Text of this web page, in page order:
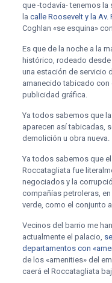
que -todavía- tenemos la
la calle Roosevelt y la Av.
Coghlan «se esquina»
Es que de la noche a la
histórico, rodeado
una estación de servicio
amanecido tabicado con
publicidad gráfica.
Ya todos sabemos que
aparecen así tabicadas,
demolición u obra nueva.
Ya todos sabemos que
Roccatagliata fue
negociados y la
compañías petroleras,
verde, como el conjunto
Vecinos del barrio me
actualmente el palacio,
departamentos con
de los «amenities» del
caerá el Roccatagliata